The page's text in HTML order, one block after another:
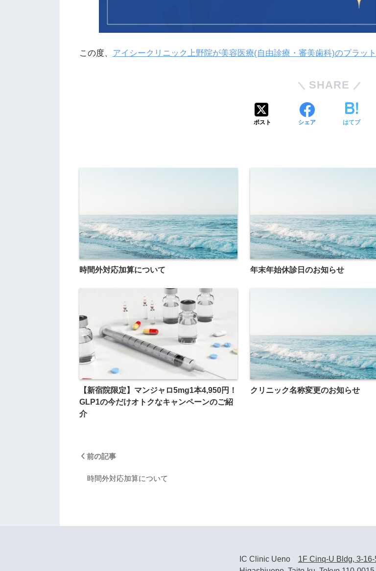
この度、 アイシークリニック上野院が美容医療(自由診療・審美歯科)のプラッ
SHARE
ポスト シェア はてブ
時間外対応加算について 年末年始休診日のお知らせ
【新宿院限定】マンジャロ5mg1本4,950円！
GLP1の今だけオトクなキャンペーンのご紹
介
クリニック名称変更のお知らせ
前の記事
時間外対応加算について
IC Clinic Ueno 1F Cinq-U Bldg, 3-16-